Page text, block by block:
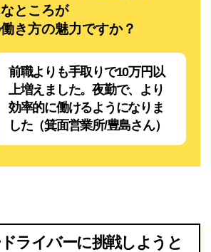
ところが
き方の魅力ですか？
前職よりも手取りで10万円以
上増えました。夜勤で、より
効率的に働けるようになりま
した（箕面営業所/豊島さん）
ライバーに挑戦しようと